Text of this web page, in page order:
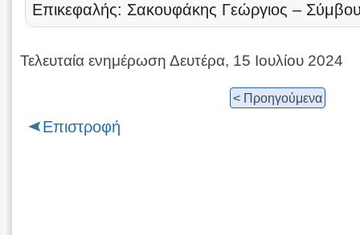
Επικεφαλής: Σακουφάκης Γεώργιος –
Τελευταία ενημέρωση Δευτέρα, 15 Ιουλίου 2024
< Προηγούμενα
Επιστροφή